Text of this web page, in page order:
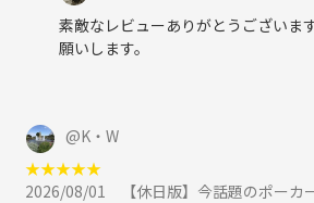
素敵なレビューありがとうございま
願いします。
@K・W
★★★★★
2026/08/01
【休日版】今話題のポーカーを覚えて交流し